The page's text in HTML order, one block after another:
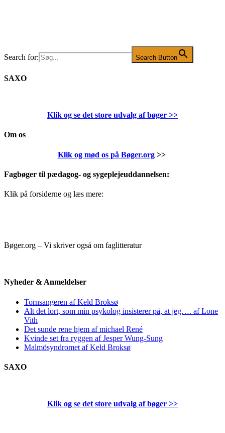
Search for: Search Button
SAXO
Klik og se det store udvalg af bøger >>
Om os
Klik og mød os på Bøger.org>>
Fagbøger til pædagog- og sygeplejeuddannelsen:
Klik på forsiderne og læs mere:
Bøger.org – Vi skriver også om faglitteratur
Nyheder & Anmeldelser
Tornsangeren af Keld Broksø
Alt det lort, som min psykolog insisterer på, at jeg…. af Lone
Vith
Det sunde rene hjem af michael René
Kvinde set fra ryggen af Jesper Wung-Sung
Malmösyndromet af Keld Broksø
SAXO
Klik og se det store udvalg af bøger >>